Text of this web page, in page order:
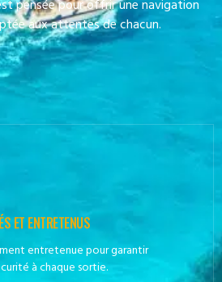
pensée pour offrir une navigation
aux attentes de chacun.
ET ENTRETENUS
entretenue pour garantir
à chaque sortie.